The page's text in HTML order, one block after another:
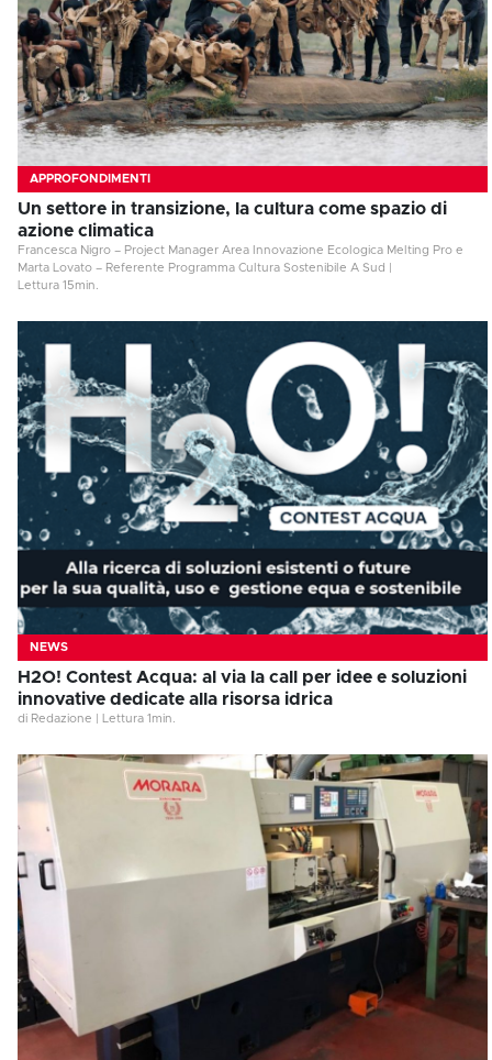
APPROFONDIMENTI
Un settore in transizione, la cultura come spazio di
azione climatica
Francesca Nigro – Project Manager Area Innovazione Ecologica Melting Pro e
Marta Lovato – Referente Programma Cultura Sostenibile A Sud
Lettura 15min.
NEWS
H2O! Contest Acqua: al via la call per idee e soluzioni
innovative dedicate alla risorsa idrica
di Redazione Lettura 1 min.